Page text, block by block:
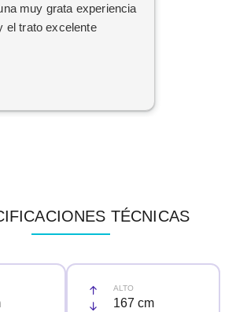
muy grata experiencia
el trato excelente
TÉCNICAS
ALTO
167 cm